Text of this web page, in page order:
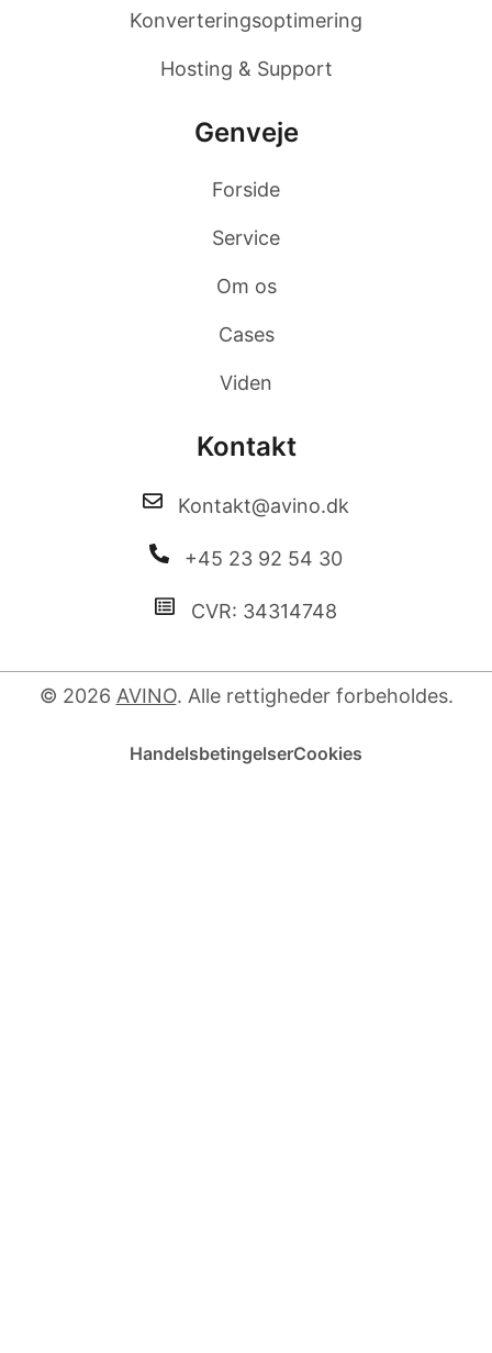
Konverteringsoptimering
Hosting & Support
Genveje
Forside
Service
Om os
Cases
Viden
Kontakt
Kontakt@avino.dk
+45 23 92 54 30
CVR: 34314748
© 2026 AVINO. Alle rettigheder forbeholdes.
HandelsbetingelserCookies